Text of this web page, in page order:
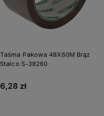
Taśma Pakowa 48X60M Brąz
Stalco S-38260
6,28 zł